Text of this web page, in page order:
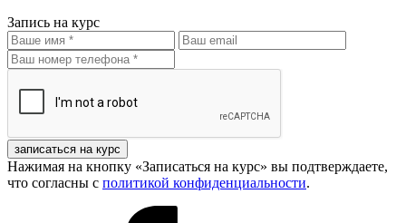
Запись на курс
записаться на курс
Нажимая на кнопку «Записаться на курс» вы подтверждаете,
что согласны с политикой конфиденциальности.